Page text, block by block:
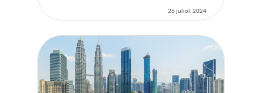
26 juliol, 2024